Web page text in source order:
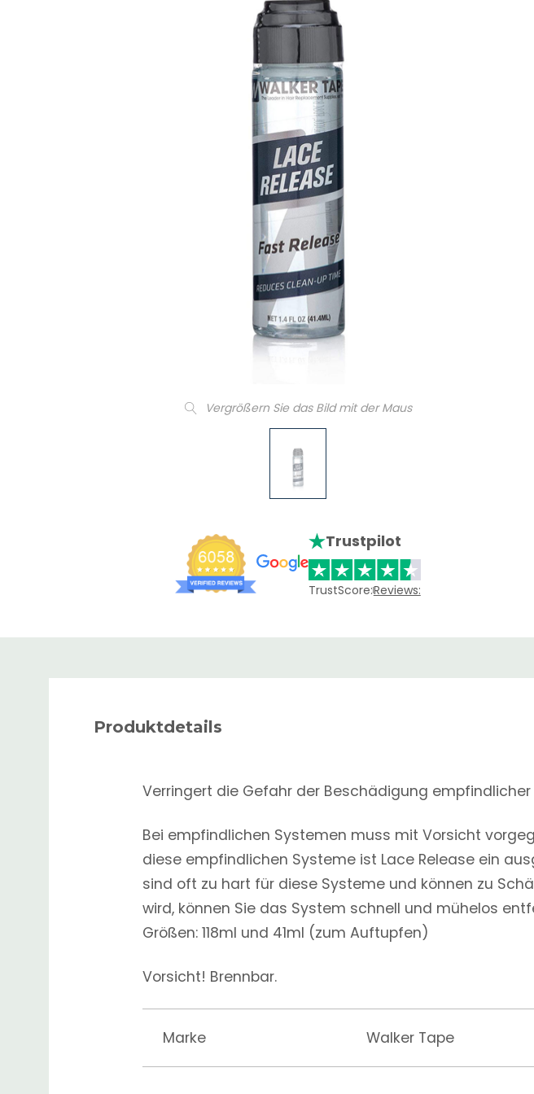
Vergrößern Sie das Bild mit der Maus
Trustpilot
TrustScore:Reviews:
Produktdetails
Verringert die Gefahr der Beschädigung
Bei empfindlichen Systemen muss mit Vorsicht
diese empfindlichen Systeme ist Lace Release ein
sind oft zu hart für diese Systeme und können zu
wird, können Sie das System schnell und mühelos
Größen: 118ml und 41ml (zum Auftupfen)
Vorsicht! Brennbar.
Marke Walker Tape